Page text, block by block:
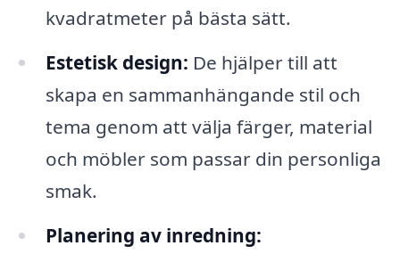
kvadratmeter på bästa sätt.
Estetisk design: De hjälper till att
skapa en sammanhängande stil och
tema genom att välja färger, material
och möbler som passar din personliga
smak.
Planering av inredning: